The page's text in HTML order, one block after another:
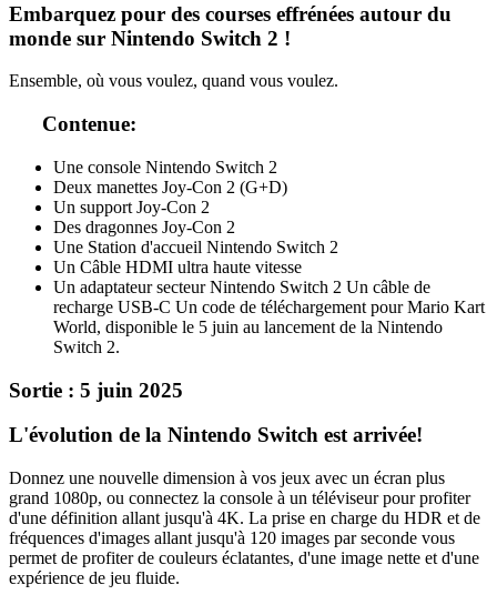
Embarquez pour des courses effrénées autour du
monde sur Nintendo Switch 2 !
Ensemble, où vous voulez, quand vous voulez.
Contenue:
Une console Nintendo Switch 2
Deux manettes Joy-Con 2 (G+D)
Un support Joy-Con 2
Des dragonnes Joy-Con 2
Une Station d'accueil Nintendo Switch 2
Un Câble HDMI ultra haute vitesse
Un adaptateur secteur Nintendo Switch 2 Un câble de
recharge USB-C Un code de téléchargement pour Mario Kart
World, disponible le 5 juin au lancement de la Nintendo
Switch 2.
Sortie : 5 juin 2025
L'évolution de la Nintendo Switch est arrivée!
Donnez une nouvelle dimension à vos jeux avec un écran plus
grand 1080p, ou connectez la console à un téléviseur pour profiter
d'une définition allant jusqu'à 4K. La prise en charge du HDR et de
fréquences d'images allant jusqu'à 120 images par seconde vous
permet de profiter de couleurs éclatantes, d'une image nette et d'une
expérience de jeu fluide.